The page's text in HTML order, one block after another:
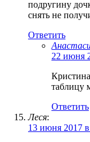
подругину
снять не
Ответить
22 июня
таблицу
Ответить
Леся:
13 июня 2017